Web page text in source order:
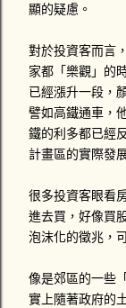
顯的疑慮。
對於投資客而言
家都「樂觀」的
已經漲升一段，
譬如高鐵通車，
鐵的利多都已經
計畫區的實際發
很多投資客眼看
進去買，好像買
泡沫化的徵兆，
像是郊區的一些
實上隨著政府的